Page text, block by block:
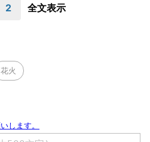
2 全文表示
花火